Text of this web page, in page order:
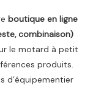
boutique en ligne
combinaison)
le motard à petit
produits.
d’équipementier